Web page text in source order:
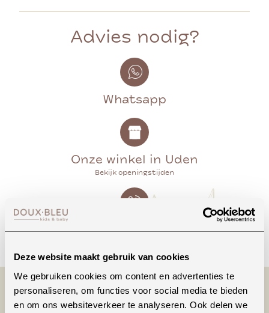
Deze website maakt gebruik van cookies
We gebruiken cookies om content en advertenties te
personaliseren, om functies voor social media te bieden
en om ons websiteverkeer te analyseren. Ook delen we
Advies nodig?
Whatsapp
Onze winkel in Uden
Bekijk openingstijden
Bellen